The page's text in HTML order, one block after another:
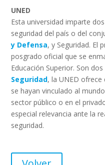
UNED
Esta universidad imparte
seguridad del país o del
y Defensa, y Seguridad. El
posgrado oficial que se
Educación Superior. Son
Seguridad, la UNED
se hayan vinculado al
sector público o en el
especial relevancia ante la
seguridad.